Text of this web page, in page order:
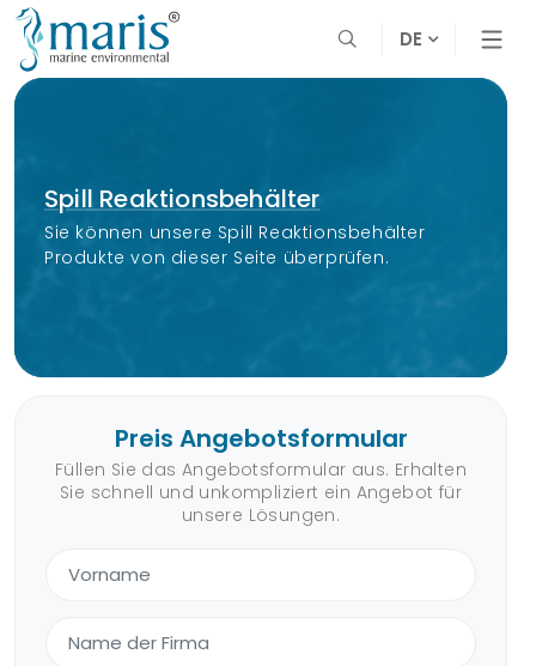
DE
Spill Reaktionsbehälter
Sie können unsere Spill Reaktionsbehälter
Produkte von dieser Seite überprüfen.
Preis Angebotsformular
Füllen Sie das Angebotsformular aus. Erhalten
Sie schnell und unkompliziert ein Angebot für
unsere Lösungen.